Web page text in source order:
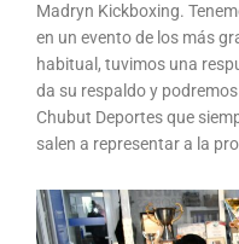
Madryn Kickboxing.
en un evento de los más
habitual, tuvimos una
da su respaldo y
Chubut Deportes que
salen a representar a la